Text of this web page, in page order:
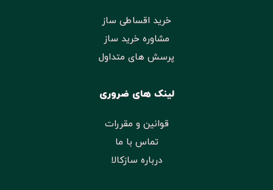
خرید اقساطی ساز
مشاوره خرید ساز
پرسش های متداول
لینک های ضروری
قوانین و مقررات
تماس با ما
درباره سازکالا